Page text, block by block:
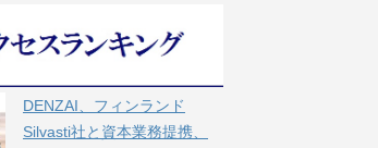
DENZAI、フィンランド
Silvasti社と資本業務提携、